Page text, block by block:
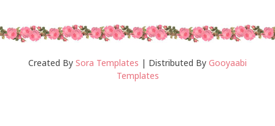
Created By Sora Templates | Distributed By Gooyaabi
Templates